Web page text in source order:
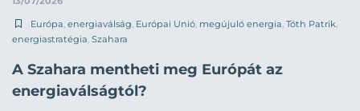
Európa energiaválság Európai Unió megújuló energia Tóth Patrik
energiastratégia Szahara
A Szahara mentheti meg Európát az
energiaválságtól?